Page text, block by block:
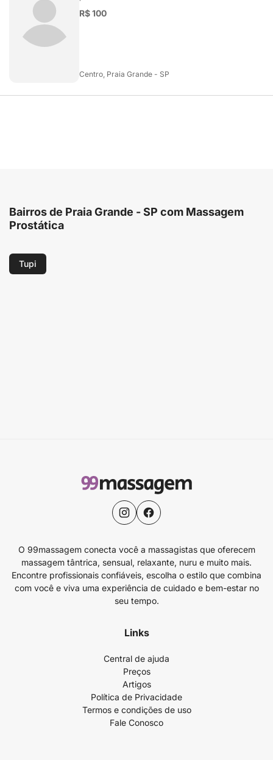
R$ 100
Centro, Praia Grande - SP
Bairros de Praia Grande - SP com Massagem
Prostática
Tupi
O 99massagem conecta você a massagistas que oferecem
massagem tântrica, sensual, relaxante, nuru e muito mais.
Encontre profissionais confiáveis, escolha o estilo que combina
com você e viva uma experiência de cuidado e bem-estar no
seu tempo.
Links
Central de ajuda
Preços
Artigos
Política de Privacidade
Termos e condições de uso
Fale Conosco